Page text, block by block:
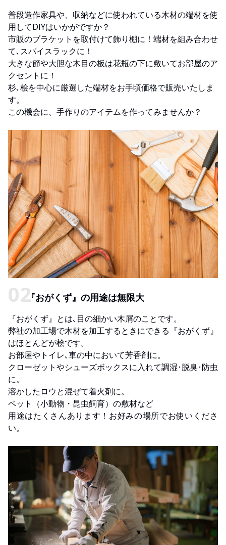
普段造作家具や、収納などに使われている木材の端材を使
用してDIYはいかがですか？
市販のブラケットを取付けて飾り棚に！端材を組み合わせ
て､スパイスラックに！
大きな節や大胆な木目の板は花瓶の下に敷いてお部屋のア
クセントに！
杉､桧を中心に厳選した端材をお手頃価格で販売いたしま
す。
この機会に、手作りのアイテムを作ってみませんか？
『おがくず』の用途は無限大
『おがくず』とは､目の細かい木屑のことです。
弊社の加工場で木材を加工するときにできる『おがくず』
はほとんどが桧です。
お部屋やトイレ､車の中において芳香剤に。
クローゼットやシューズボックスに入れて調湿･脱臭･防虫
に。
溶かしたロウと混ぜて着火剤に。
ペット（小動物・昆虫飼育）の敷材など
用途はたくさんあります！お好みの場所でお使いくださ
い。